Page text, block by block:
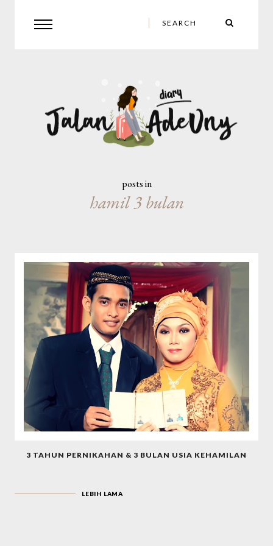
posts in
hamil 3 bulan
3 TAHUN PERNIKAHAN & 3 BULAN USIA KEHAMILAN
LEBIH LAMA